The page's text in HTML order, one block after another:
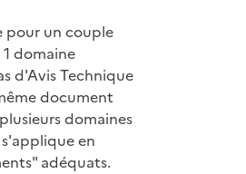
pour un couple
domaine
d'Avis Technique
document
domaines
en
adéquats.